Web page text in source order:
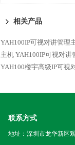
相关产品
YAH100IP可视对讲管理
主机 YAH100IP可视对讲
YAH100楼宇高级IP可视
联系方式
地址：深圳市龙华新区